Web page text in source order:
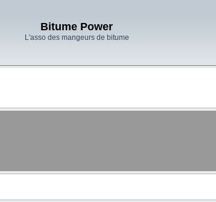
Bitume Power
L'asso des mangeurs de bitume